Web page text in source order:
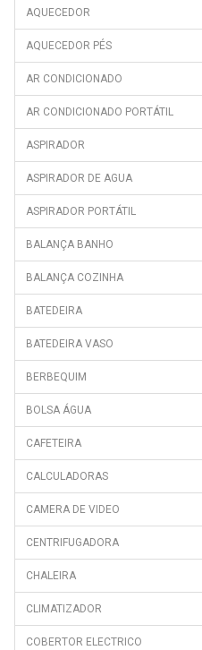
AQUECEDOR
AQUECEDOR PÉS
AR CONDICIONADO
AR CONDICIONADO PORTÁTIL
ASPIRADOR
ASPIRADOR DE AGUA
ASPIRADOR PORTÁTIL
BALANÇA BANHO
BALANÇA COZINHA
BATEDEIRA
BATEDEIRA VASO
BERBEQUIM
BOLSA ÁGUA
CAFETEIRA
CALCULADORAS
CAMERA DE VIDEO
CENTRIFUGADORA
CHALEIRA
CLIMATIZADOR
COBERTOR ELECTRICO